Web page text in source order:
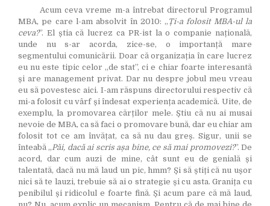
Acum ceva vreme m-a întrebat directorul Programul
MBA, pe care l-am absolvit în 2010: „ Ți-a folosit MBA-ul la
ceva?”. El știa că lucrez ca PR-ist la o companie națională,
unde nu s-ar acorda, zice-se, o importanță mare
segmentului comunicării. Doar că organizația în care lucrez
eu nu este tipic celor „de stat”, ci e chiar foarte interesantă
și are management privat. Dar nu despre jobul meu vreau
eu să povestesc aici. I-am răspuns directorului respectiv că
mi-a folosit cu vârf și îndesat experiența academică. Uite, de
exemplu, la promovarea cărților mele. Știu că nu ai musai
nevoie de MBA, ca să faci o promovare bună, dar eu chiar am
folosit tot ce am învățat, ca să nu dau greș. Sigur, unii se
înteabă „Păi, dacă ai scris așa bine, ce să mai promovezi?”. De
acord, dar cum auzi de mine, cât sunt eu de genială și
talentată, dacă nu mă laud un pic, hmm? Și să știți că nu ușor
nici să te lauzi, trebuie să ai o strategie și cu asta. Granița cu
penibilul și ridicolul e foarte fină. Și acum pare că mă laud,